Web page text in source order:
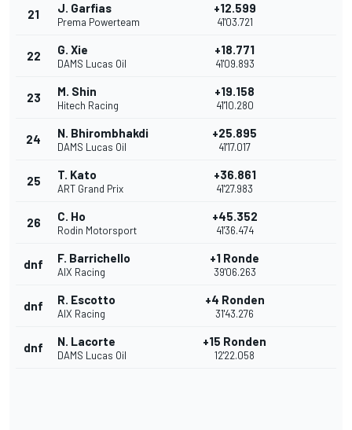
21 J. Garfias
Prema Powerteam
+12.599
41'03.721
22 G. Xie
DAMS Lucas Oil
+18.771
41'09.893
23 M. Shin
Hitech Racing
+19.158
41'10.280
24 N. Bhirombhakdi
DAMS Lucas Oil
+25.895
41'17.017
25 T. Kato
ART Grand Prix
+36.861
41'27.983
26 C. Ho
Rodin Motorsport
+45.352
41'36.474
dnf F. Barrichello
AIX Racing
+1 Ronde
39'06.263
dnf R. Escotto
AIX Racing
+4 Ronden
31'43.276
dnf N. Lacorte
DAMS Lucas Oil
+15 Ronden
12'22.058